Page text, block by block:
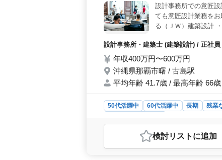
た、月平均での残業時間も10時間程
設計事務所での意匠
ても意匠設計業務を
る（ＪＷ）建築設計
お待ちしております。
設計事務所・建築士 (建築設計) / 正社員
年収400万円〜600万円
沖縄県那覇市曙 / 古島駅
平均年齢 41.7歳 / 最高年齢 66歳
50代活躍中 60代活躍中 長期 残業
おすすめポイント
＜安定した給与と充実の福利厚生＞
検討リスト に追加